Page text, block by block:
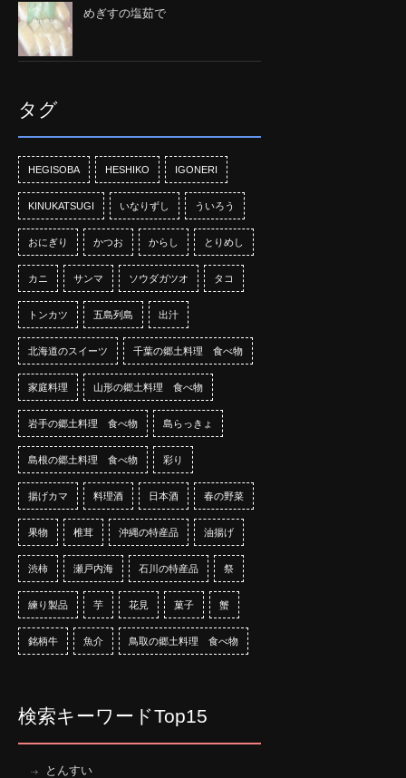
めぎすの塩茹で
タグ
HEGISOBA HESHIKO IGONERI
KINUKATSUGI いなりずし ういろう
おにぎり かつお からし とりめし
カニ サンマ ソウダガツオ タコ
トンカツ 五島列島 出汁
北海道のスイーツ 千葉の郷土料理 食べ物
家庭料理 山形の郷土料理 食べ物
岩手の郷土料理 食べ物 島らっきょ
島根の郷土料理 食べ物 彩り
揚げカマ 料理酒 日本酒 春の野菜
果物 椎茸 沖縄の特産品 油揚げ
渋柿 瀬戸内海 石川の特産品 祭
練り製品 芋 花見 菓子 蟹
銘柄牛 魚介 鳥取の郷土料理 食べ物
検索キーワードTop15
とんすい